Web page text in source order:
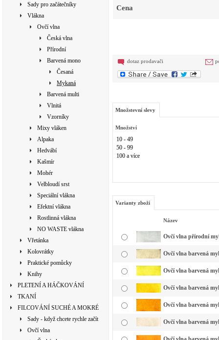
Sady pro začátečníky
Vlákna
Ovčí vlna
Česká vlna
Přírodní
Barvená mono
Česaná
Mykaná
Barvená multi
Vlnitá
Vzorníky
Mixy vláken
Alpaka
Hedvábí
Kašmír
Mohér
Velbloudí srst
Speciální vlákna
Efektní vlákna
Rostlinná vlákna
NO WASTE vlákna
Vřetánka
Kolovrátky
Praktické pomůcky
Knihy
PLETENÍ A HÁČKOVÁNÍ
TKANÍ
FILCOVÁNÍ SUCHÉ A MOKRÉ
Sady - když chcete rychle začít
Ovčí vlna
Cena
dotaz prodavači
Množstevní slevy
Množství
10 - 49
50 - 99
100 a více
Varianty zboží
Název
Ovčí vlna přírodní
Ovčí vlna barvená
Ovčí vlna barvená
Ovčí vlna barvená
Ovčí vlna barvená
Ovčí vlna barvená